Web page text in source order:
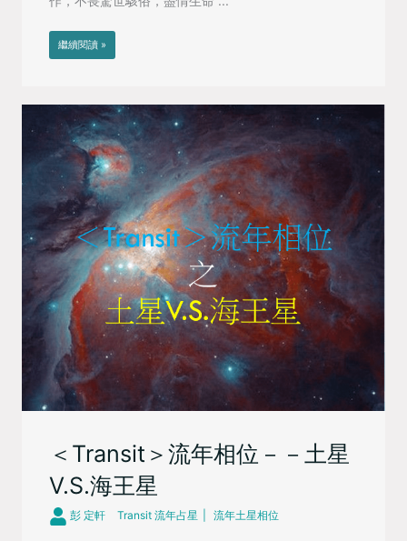
繼續閱讀 »
＜Transit＞流年相位－－土星
V.S.海王星
彭 定軒 Transit 流年占星 流年土星相位